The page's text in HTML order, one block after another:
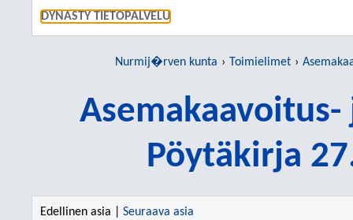
DYNASTY TIETOPALVELU
Nurmij�rven kunta Toimielimet
Pöytäkirja
Edellinen asia | Seuraava asia